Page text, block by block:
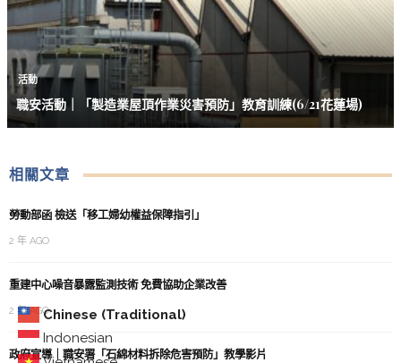
Chinese (Traditional)
Indonesian
活動
職安活動｜「製造業屋頂作業災害預防」教育訓練(6/21花蓮場)
相關文章
勞動部函 檢送「移工婦幼權益保障指引」
2 年 AGO
重建中心噪音暴露監測技術 免費協助企業改善
2 年 AGO
政府宣導｜職安署「石綿材料拆除危害預防」教學影片